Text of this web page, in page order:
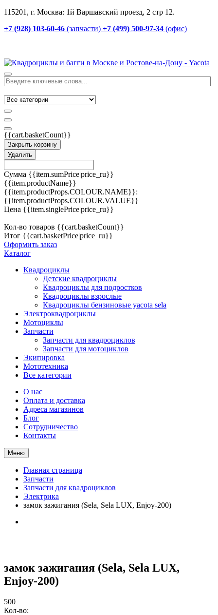
115201, г. Москва: 1й Варшавский проезд, 2 стр 12.
+7 (928) 103-60-46 (запчасти) +7 (499) 500-97-34 (офис)
{{cart.basketCount}}
Закрыть корзину
Удалить
Сумма {{item.sumPrice|price_ru}}
{{item.productName}}
{{item.productProps.COLOUR.NAME}}:
{{item.productProps.COLOUR.VALUE}}
Цена {{item.singlePrice|price_ru}}
Кол-во товаров {{cart.basketCount}}
Итог {{cart.basketPrice|price_ru}}
Оформить заказ
Каталог
Квадроциклы
Детские квадроциклы
Квадроциклы для подростков
Квадроциклы взрослые
Квадроциклы бензиновые yacota sela
Электроквадроциклы
Мотоциклы
Запчасти
Запчасти для квадроциклов
Запчасти для мотоциклов
Экипировка
Мототехника
Все категории
О нас
Оплата и доставка
Адреса магазинов
Блог
Сотрудничество
Контакты
Меню
Главная страница
Запчасти
Запчасти для квадроциклов
Электрика
замок зажигания (Sela, Sela LUX, Enjoy-200)
замок зажигания (Sela, Sela LUX,
Enjoy-200)
500
Кол-во: